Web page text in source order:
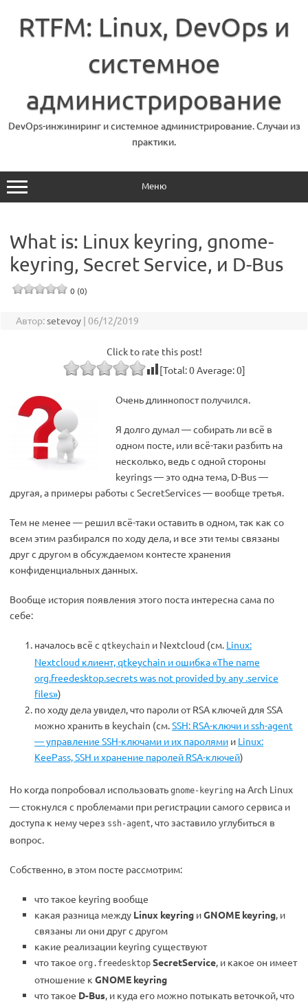
содержимому
RTFM: Linux, DevOps и
системное
администрирование
DevOps-инжиниринг и системное администрирование. Случаи из
практики.
Меню
What is: Linux keyring, gnome-
keyring, Secret Service, и D-Bus
0 (0)
Автор:setevoy | 06/12/2019
Click to rate this post!
[Total:0Average:0]
Очень длиннопост получился.
Я долго думал — собирать ли всё в
одном посте, или всё-таки разбить на
несколько, ведь с одной стороны
keyrings — это одна тема, D-Bus —
другая, а примеры работы с SecretServices — вообще третья.
Тем не менее — решил всё-таки оставить в одном, так как со
всем этим разбирался по ходу дела, и все эти темы связаны
друг с другом в обсуждаемом контесте хранения
конфиденциальных данных.
Вообще история появления этого поста интересна сама по
себе:
началось всё с qtkeychain и Nextcloud (см. Linux:
Nextcloud клиент, qtkeychain и ошибка «The name
org.freedesktop.secrets was not provided by any .service
files»)
по ходу дела увидел, что пароли от RSA ключей для SSA
можно хранить в keychain (см.SSH: RSA-ключи и ssh-agent
— управление SSH-ключами и их паролями и Linux:
KeePass, SSH и хранение паролей RSA-ключей)
Но когда попробовал использовать gnome-keyring на Arch Linux
— стокнулся с проблемами при регистрации самого сервиса и
доступа к нему через ssh-agent, что заставило углубиться в
вопрос.
Собственно, в этом посте рассмотрим:
что такое keyring вообще
какая разница между Linux keyring иGNOME keyring, и
связаны ли они друг с другом
какие реализации keyring существуют
что такое org.freedesktop SecretService, и какое он имеет
отношение к GNOME keyring
что такое D-Bus, и куда его можно потыкать веточкой, что